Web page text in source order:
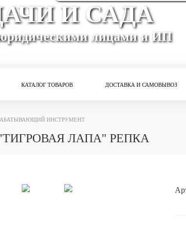
И САДА
лицами и ИП
КАТАЛОГ ТОВАРОВ ДОСТАВКА И САМОВЫВОЗ
ИНСТРУМЕНТ
ЛАПА" РЕПКА